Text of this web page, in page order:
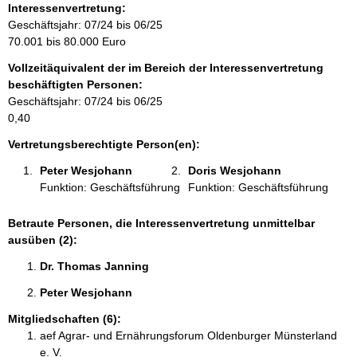
o
r
m
t
i
o
n
e
Interessenvertretung:
Geschäftsjahr: 07/24 bis 06/25
70.001 bis 80.000 Euro
Vollzeitäquivalent der im Bereich der Interessenvertretung
beschäftigten Personen:
Geschäftsjahr: 07/24 bis 06/25
0,40
Vertretungsberechtigte Person(en):
Peter Wesjohann
Funktion: Geschäftsführung
Doris Wesjohann
Funktion: Geschäftsführung
Betraute Personen, die Interessenvertretung unmittelbar
ausüben (2):
Dr. Thomas Janning
Peter Wesjohann
Mitgliedschaften (6):
aef Agrar- und Ernährungsforum Oldenburger Münsterland
e. V.